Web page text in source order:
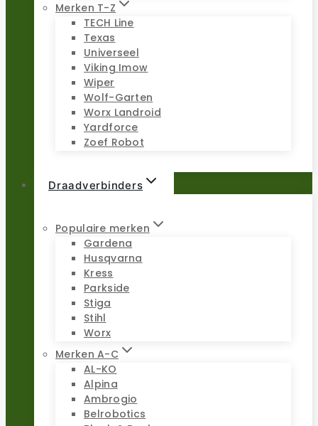
Merken T-Z
TECH Line
Texas
Universeel
Viking Imow
Wiper
Wolf-Garten
Worx Landroid
Yardforce
Zoef Robot
Draadverbinders
Populaire merken
Gardena
Husqvarna
Kress
Parkside
Stiga
Stihl
Worx
Merken A-C
AL-KO
Alpina
Ambrogio
Belrobotics